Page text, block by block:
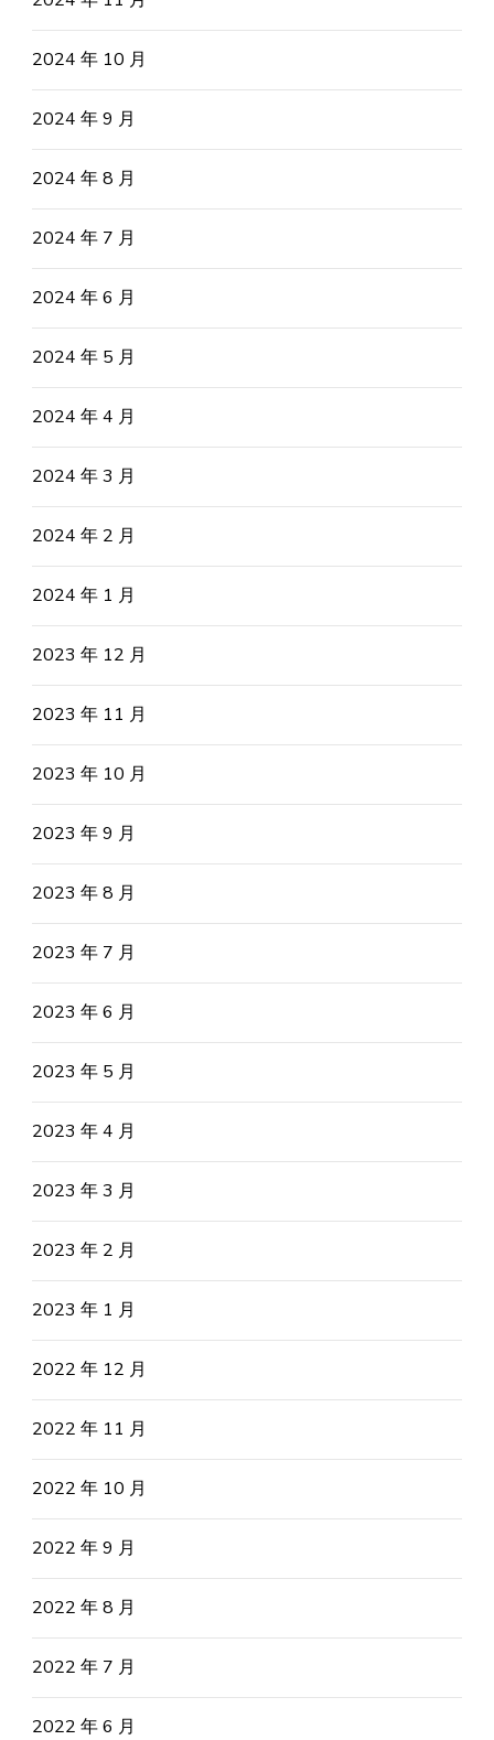
2024 年 10 月
2024 年 9 月
2024 年 8 月
2024 年 7 月
2024 年 6 月
2024 年 5 月
2024 年 4 月
2024 年 3 月
2024 年 2 月
2024 年 1 月
2023 年 12 月
2023 年 11 月
2023 年 10 月
2023 年 9 月
2023 年 8 月
2023 年 7 月
2023 年 6 月
2023 年 5 月
2023 年 4 月
2023 年 3 月
2023 年 2 月
2023 年 1 月
2022 年 12 月
2022 年 11 月
2022 年 10 月
2022 年 9 月
2022 年 8 月
2022 年 7 月
2022 年 6 月